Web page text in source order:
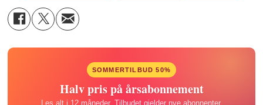
SOMMERTILBUD 50%
Halv pris på årsabonnement
Les alt i 12 måneder. Tilbudet gjelder nye abonnenter.